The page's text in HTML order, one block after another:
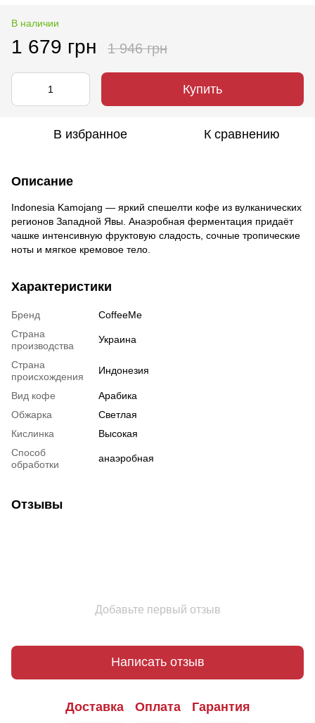
В наличии
1 679 грн 1 946 грн
Купить
В избранное К сравнению
Описание
Indonesia Kamojang — яркий спешелти кофе из вулканических
регионов Западной Явы. Анаэробная ферментация придаёт
чашке интенсивную фруктовую сладость, сочные тропические
ноты и мягкое кремовое тело.
Характеристики
Бренд
CoffeeMe
Страна
производства
Украина
Страна
происхождения
Индонезия
Вид кофе
Арабика
Обжарка
Светлая
Кислинка
Высокая
Способ
обработки
анаэробная
Отзывы
Добавьте первый отзыв
Написать отзыв
Доставка Оплата Гарантия